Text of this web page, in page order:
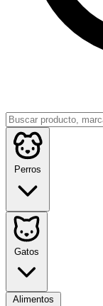
Perros
Gatos
Alimentos